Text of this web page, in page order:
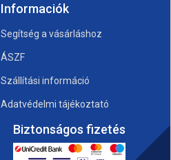
Informaciók
Segítség a vásárláshoz
ÁSZF
Szállítási információ
Adatvédelmi tájékoztató
Biztonságos fizetés